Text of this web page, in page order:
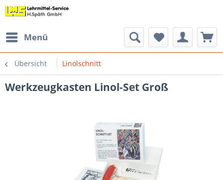
Menü
Übersicht Linolschnitt
Werkzeugkasten Linol-Set Groß